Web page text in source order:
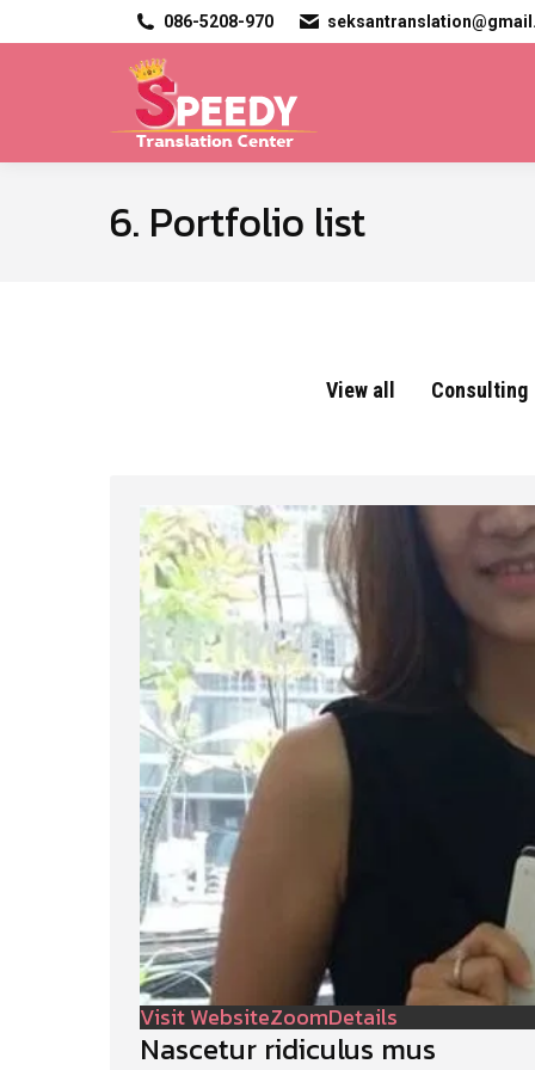
086-5208-970
6. Portfolio list
View all Consulting
Visit WebsiteZoomDetails
Nascetur ridiculus mus